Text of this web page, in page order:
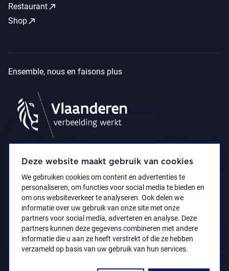
Deze website maakt gebruik van cookies
We gebruiken cookies om content en advertenties te
personaliseren, om functies voor social media te bieden en
om ons websiteverkeer te analyseren. Ook delen we
informatie over uw gebruik van onze site met onze
partners voor social media, adverteren en analyse. Deze
partners kunnen deze gegevens combineren met andere
informatie die u aan ze heeft verstrekt of die ze hebben
verzameld op basis van uw gebruik van hun services.
Restaurantcall_made
Shopcall_made
Ensemble, nous en faisons plus
Déclaration d’accessibilitéPrivacy policy
© 2021 Koninklijk Museum voor Schone Kunsten